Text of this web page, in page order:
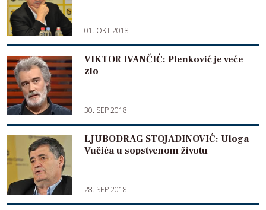
01. OKT 2018
VIKTOR IVANČIĆ: Plenković je veće
zlo
30. SEP 2018
LJUBODRAG STOJADINOVIĆ: Uloga
Vučića u sopstvenom životu
28. SEP 2018